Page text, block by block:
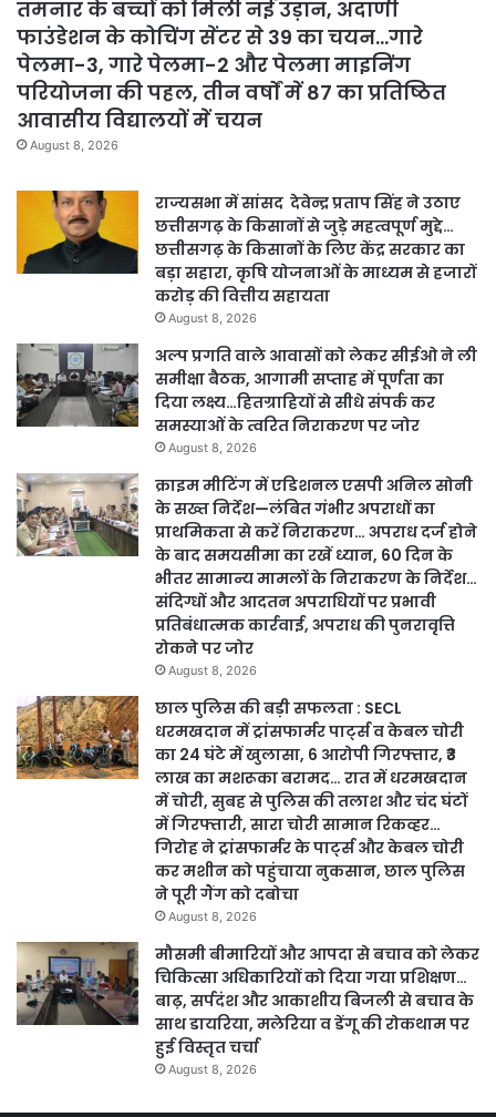
तमनार के बच्चों को मिली नई उड़ान, अदाणी
फाउंडेशन के कोचिंग सेंटर से 39 का चयन…गारे
पेलमा-3, गारे पेलमा-2 और पेलमा माइनिंग
परियोजना की पहल, तीन वर्षों में 87 का प्रतिष्ठित
आवासीय विद्यालयों में चयन
August 8, 2026
राज्यसभा में सांसद देवेन्द्र प्रताप सिंह ने उठाए
छत्तीसगढ़ के किसानों से जुड़े महत्वपूर्ण मुद्दे…
छत्तीसगढ़ के किसानों के लिए केंद्र सरकार का
बड़ा सहारा, कृषि योजनाओं के माध्यम से हजारों
करोड़ की वित्तीय सहायता
August 8, 2026
अल्प प्रगति वाले आवासों को लेकर सीईओ ने ली
समीक्षा बैठक, आगामी सप्ताह में पूर्णता का
दिया लक्ष्य…हितग्राहियों से सीधे संपर्क कर
समस्याओं के त्वरित निराकरण पर जोर
August 8, 2026
क्राइम मीटिंग में एडिशनल एसपी अनिल सोनी
के सख्त निर्देश—लंबित गंभीर अपराधों का
प्राथमिकता से करें निराकरण… अपराध दर्ज होने
के बाद समयसीमा का रखें ध्यान, 60 दिन के
भीतर सामान्य मामलों के निराकरण के निर्देश…
संदिग्धों और आदतन अपराधियों पर प्रभावी
प्रतिबंधात्मक कार्रवाई, अपराध की पुनरावृत्ति
रोकने पर जोर
August 8, 2026
छाल पुलिस की बड़ी सफलता : SECL
धरमखदान में ट्रांसफार्मर पार्ट्स व केबल चोरी
का 24 घंटे में खुलासा, 6 आरोपी गिरफ्तार, ₹3
लाख का मशरूका बरामद… रात में धरमखदान
में चोरी, सुबह से पुलिस की तलाश और चंद घंटों
में गिरफ्तारी, सारा चोरी सामान रिकव्हर…
गिरोह ने ट्रांसफार्मर के पार्ट्स और केबल चोरी
कर मशीन को पहुंचाया नुकसान, छाल पुलिस
ने पूरी गैंग को दबोचा
August 8, 2026
मौसमी बीमारियों और आपदा से बचाव को लेकर
चिकित्सा अधिकारियों को दिया गया प्रशिक्षण…
बाढ़, सर्पदंश और आकाशीय बिजली से बचाव के
साथ डायरिया, मलेरिया व डेंगू की रोकथाम पर
हुई विस्तृत चर्चा
August 8, 2026